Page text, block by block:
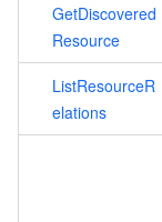
GetDiscovered
Resource
ListResourceR
elations